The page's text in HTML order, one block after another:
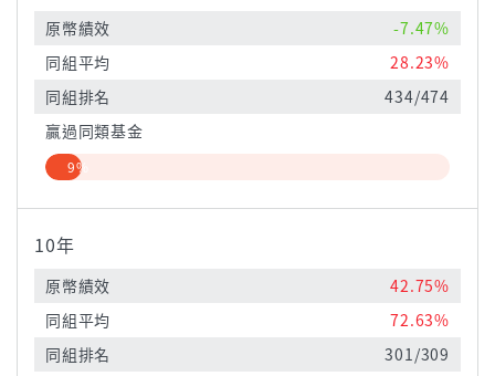
原幣績效
-7.47%
同組平均
28.23%
同組排名
434/474
贏過同類基金
9%
10年
原幣績效
42.75%
同組平均
72.63%
同組排名
301/309